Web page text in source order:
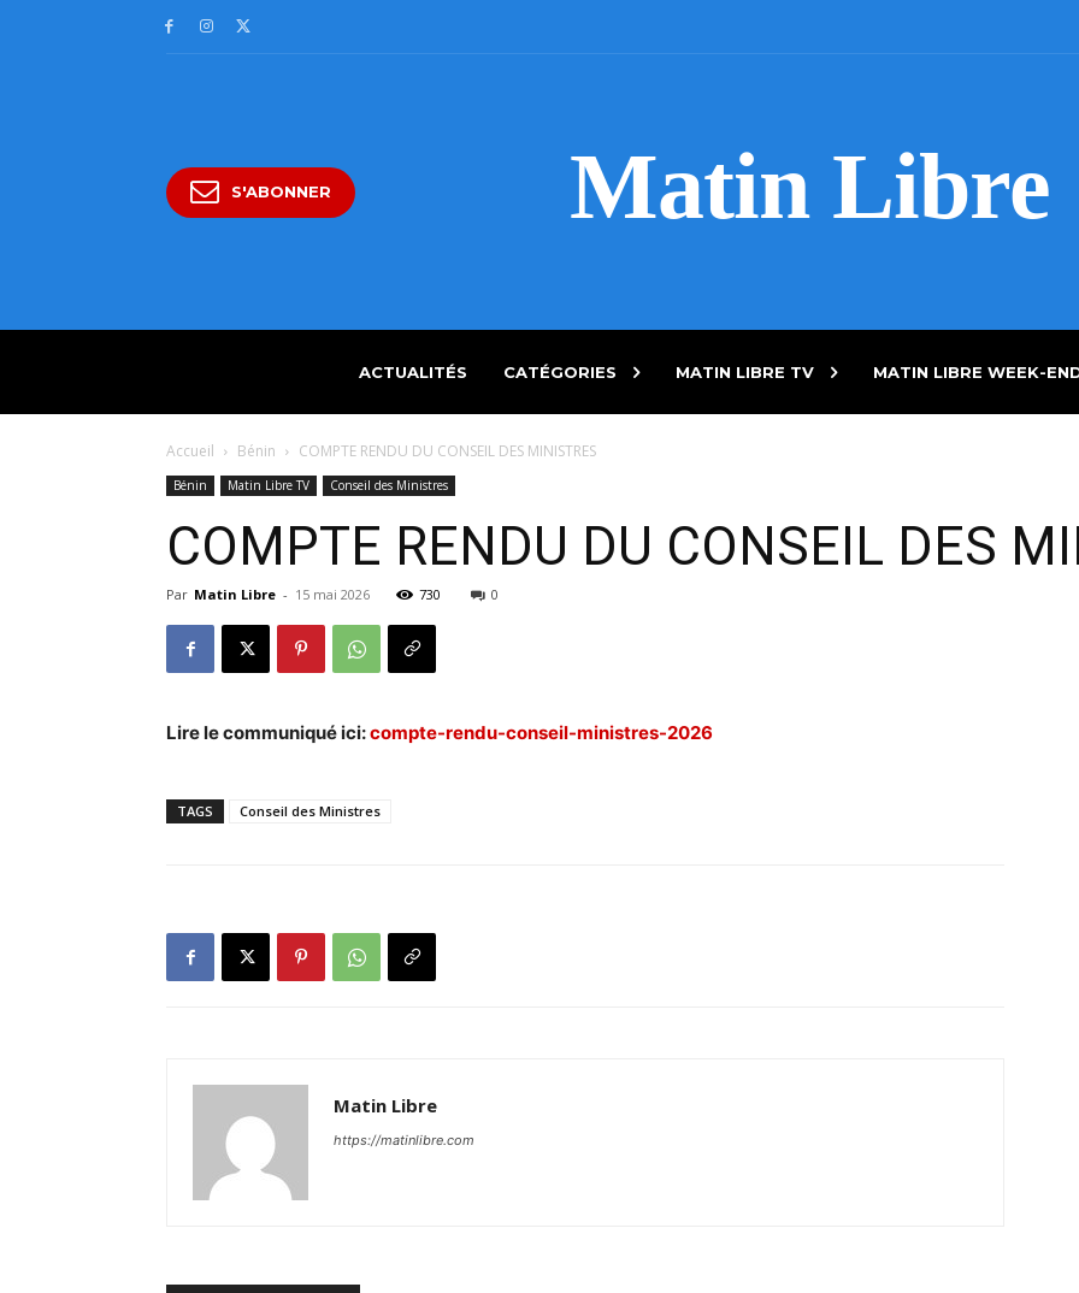
S'ABONNER Matin Libre
ACTUALITÉS CATÉGORIES MATIN LIBRE TV MATIN LIBRE WEEK-
Accueil Bénin COMPTE RENDU DU CONSEIL DES MINISTRES
Bénin Matin Libre TV Conseil des Ministres
COMPTE RENDU DU CONSEIL DES
Par Matin Libre - 15 mai 2026 730 0
Lire le communiqué ici:compte-rendu-conseil-ministres-2026
TAGS Conseil des Ministres
Matin Libre
https://matinlibre.com